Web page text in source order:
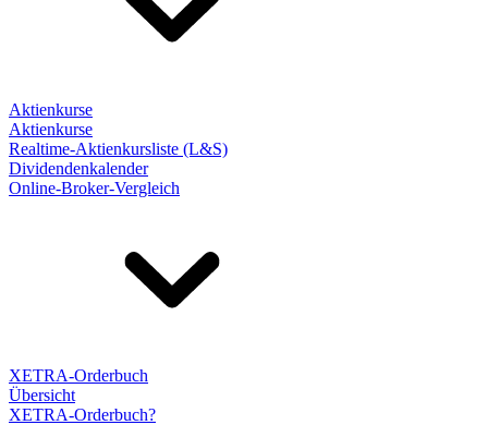
Aktienkurse
Aktienkurse
Realtime-Aktienkursliste (L&S)
Dividendenkalender
Online-Broker-Vergleich
XETRA-Orderbuch
Übersicht
XETRA-Orderbuch?